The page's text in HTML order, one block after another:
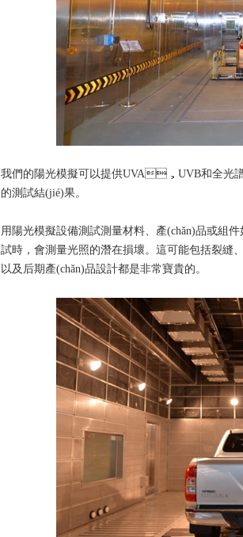
我們的陽光模擬可以提供UVA，UVB和全光
的測試結(jié)果。
用陽光模擬設備測試測量材料、產(chǎn)品或組件
試時，會測量光照的潛在損壞。這可能包括裂縫
以及后期產(chǎn)品設計都是非常寶貴的。